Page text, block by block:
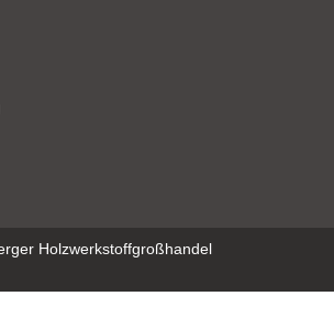
Holzwerkstoffgroßhandel